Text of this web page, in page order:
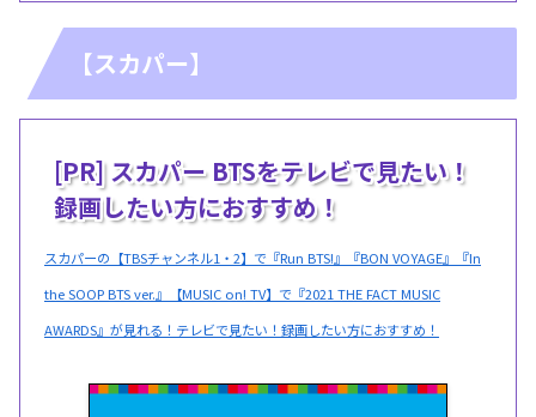
【スカパー】
[PR] スカパー BTSをテレビで見たい！
録画したい方におすすめ！
スカパーの【TBSチャンネル1・2】で『Run BTS!』『BON VOYAGE』『In
the SOOP BTS ver.』【MUSIC on! TV】で『2021 THE FACT MUSIC
AWARDS』が見れる！テレビで見たい！録画したい方におすすめ！